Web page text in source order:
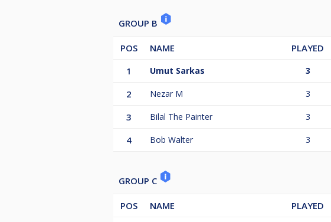
GROUP B
POS NAME PLAYED
1
Umut Sarkas 3
2 Nezar M 3
3 Bilal The Painter 3
4 Bob Walter 3
GROUP C
POS NAME PLAYED